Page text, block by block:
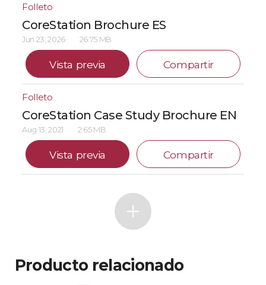
Folleto
CoreStation Brochure ES
Jun 23, 2026 26.75 MB
Vista previa Compartir
Folleto
CoreStation Case Study Brochure EN
Aug 13, 2021 2.65 MB
Vista previa Compartir
Producto relacionado